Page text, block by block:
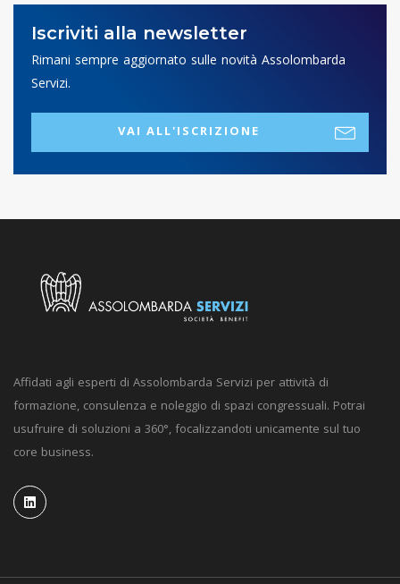
Iscriviti alla newsletter
Rimani sempre aggiornato sulle novità Assolombarda
Servizi.
VAI ALL'ISCRIZIONE
Affidati agli esperti di Assolombarda Servizi per attività di
formazione, consulenza e noleggio di spazi congressuali. Potrai
usufruire di soluzioni a 360°, focalizzandoti unicamente sul tuo
core business.